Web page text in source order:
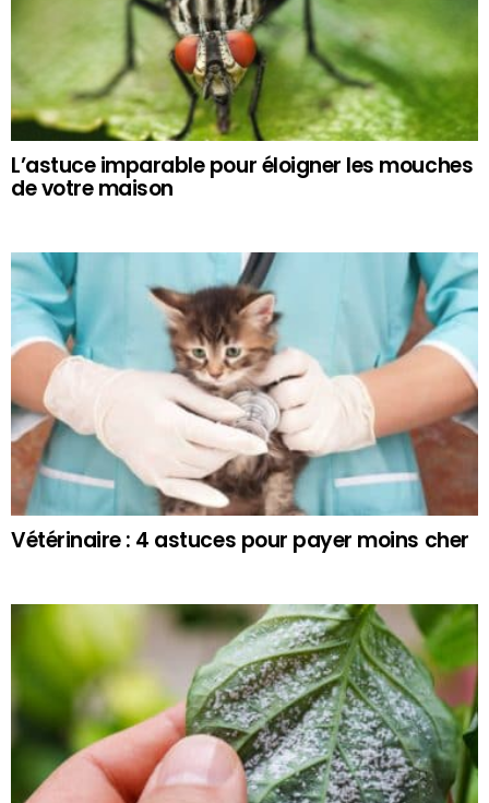
L’astuce imparable pour éloigner les mouches
de votre maison
Vétérinaire : 4 astuces pour payer moins cher